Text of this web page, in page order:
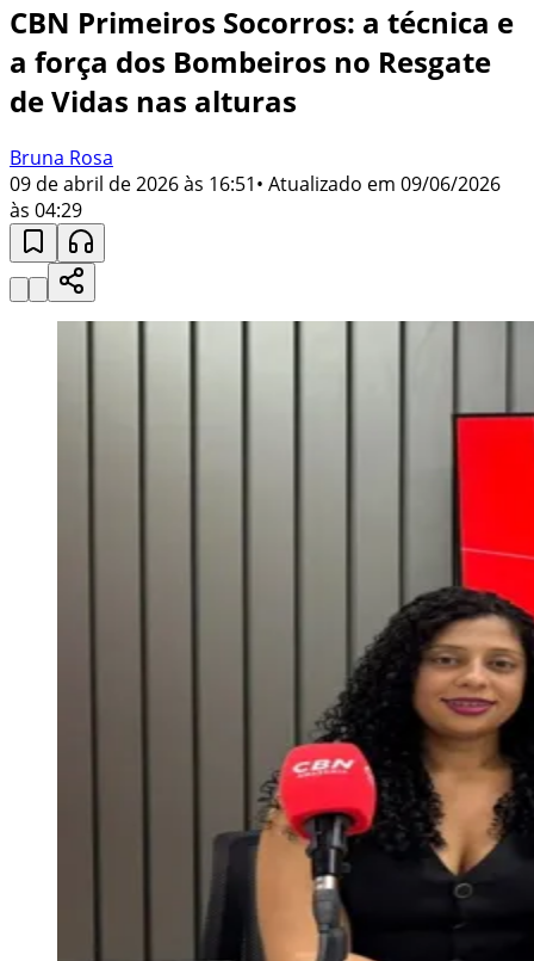
CBN Primeiros Socorros: a técnica e
a força dos Bombeiros no Resgate
de Vidas nas alturas
Bruna Rosa
09 de abril de 2026 às 16:51• Atualizado em 09/06/2026
às 04:29